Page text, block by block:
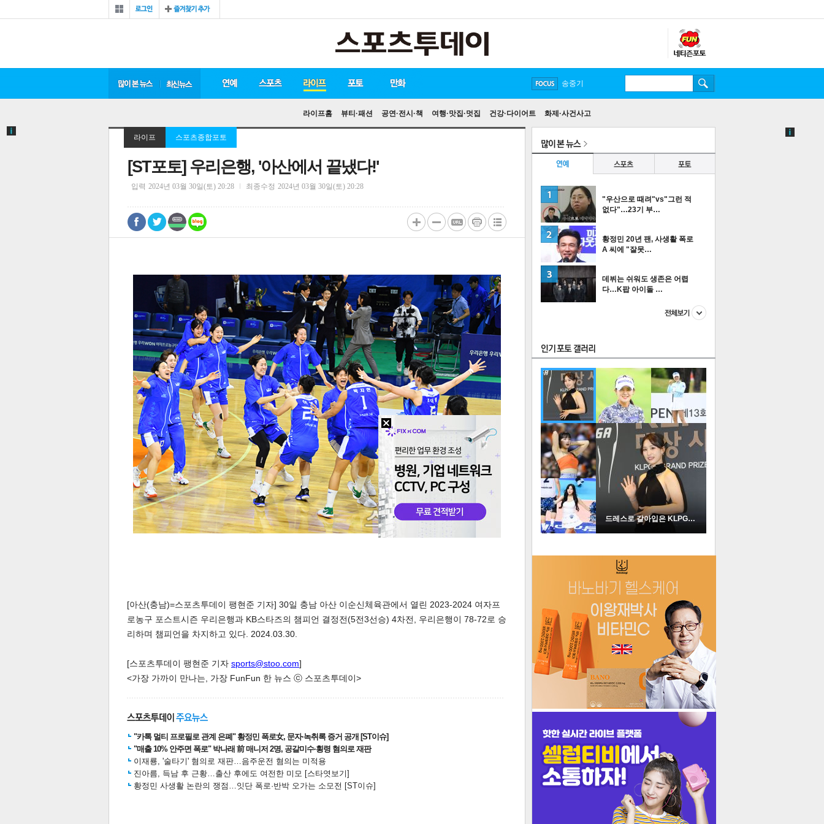
로그 즐겨찾기
많이 본 뉴스 최신 뉴스 연예 스포츠 라이프
라이프홈 뷰티·패션 공연·전시·책 여행·맛집·멋집 건강·다이어트 화제·사건사고
포토
만화
FOCUS
방탄소년단
손흥민
유아인
송중기
라이프 스포츠종합포토
[ST포토] 우리은행, '아산에서 끝냈다!'
입력 2024년 03월 30일(토) 20:28 최종수정 2024년 03월 30일(토) 20:28
페이 트위 밴드 네이
댓글
0
텍스 텍스 url 복 인쇄
[아산(충남)=스포츠투데이 팽현준 기자] 30일 충남 아산 이순신체육관에서 열린 2023-2024 여자프
로농구 포스트시즌 우리은행과 KB스타즈의 챔피언 결정전(5전3선승) 4차전, 우리은행이 78-72로 승
리하며 챔피언을 차지하고 있다. 2024.03.30.
[스포츠투데이 팽현준 기자 sports@stoo.com]
<가장 가까이 만나는, 가장 FunFun 한 뉴스 ⓒ 스포츠투데이>
"카톡 멀티 프로필로 관계 은폐" 황정민 폭로女, 문자·녹취록 증거 공개 [ST이슈]
"매출 10% 안주면 폭로" 박나래 前 매니저 2명, 공갈미수·횡령 혐의로 재판
이재룡, '술타기' 혐의로 재판…음주운전 혐의는 미적용
진아름, 득남 후 근황…출산 후에도 여전한 미모 [스타엿보기]
황정민 사생활 논란의 쟁점…잇단 폭로·반박 오가는 소모전 [ST이슈]
많이 본 뉴스
연예
스포츠 포토
"우산으로 때려"vs"그런 적
없다"…23기 부…
2
황정민 20년 팬, 사생활 폭로
A 씨에 "잘못…
데뷔는 쉬워도 생존은 어렵
다…K팝 아이돌 …
더보기
인기포토
드레스로 갈아입은 KLPGA …